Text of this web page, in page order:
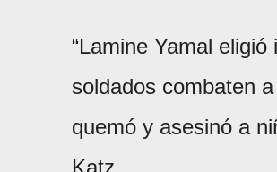
“Lamine Yamal
soldados combaten
quemó y asesinó a
Katz.